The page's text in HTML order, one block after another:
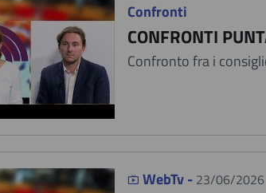
Confronti
CONFRONTI
Confronto fra i
WebTv - 23/06/2026